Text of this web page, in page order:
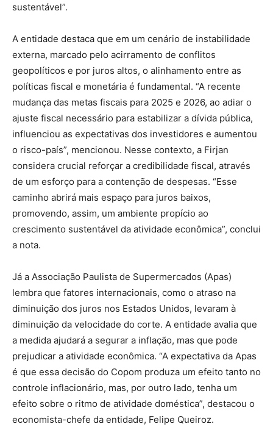
sustentável”.
A entidade destaca que em um cenário de instabilidade
externa, marcado pelo acirramento de conflitos
geopolíticos e por juros altos, o alinhamento entre as
políticas fiscal e monetária é fundamental. “A recente
mudança das metas fiscais para 2025 e 2026, ao adiar o
ajuste fiscal necessário para estabilizar a dívida pública,
influenciou as expectativas dos investidores e aumentou
o risco-país”, mencionou. Nesse contexto, a Firjan
considera crucial reforçar a credibilidade fiscal, através
de um esforço para a contenção de despesas. “Esse
caminho abrirá mais espaço para juros baixos,
promovendo, assim, um ambiente propício ao
crescimento sustentável da atividade econômica”, conclui
a nota.
Já a Associação Paulista de Supermercados (Apas)
lembra que fatores internacionais, como o atraso na
diminuição dos juros nos Estados Unidos, levaram à
diminuição da velocidade do corte. A entidade avalia que
a medida ajudará a segurar a inflação, mas que pode
prejudicar a atividade econômica. “A expectativa da Apas
é que essa decisão do Copom produza um efeito tanto no
controle inflacionário, mas, por outro lado, tenha um
efeito sobre o ritmo de atividade doméstica”, destacou o
economista-chefe da entidade, Felipe Queiroz.